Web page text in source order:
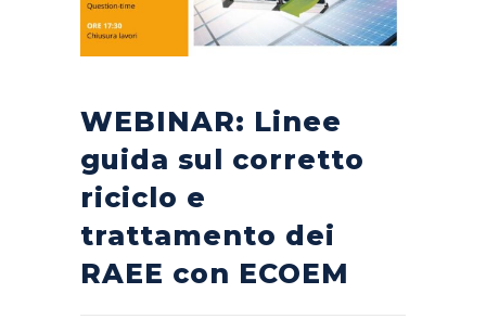
WEBINAR: Linee
guida sul corretto
riciclo e
trattamento dei
RAEE con ECOEM